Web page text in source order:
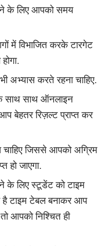
के लिए आपको समय
में विभाजित करके टारगेट
अभ्यास करते रहना चाहिए.
साथ साथ ऑनलाइन
बेहतर रिज़ल्ट प्राप्त कर
चाहिए जिससे आपको अग्रिम
हो जाएगा.
के लिए स्टूडेंट को टाइम
टाइम टेबल बनाकर आप
आपको निश्चित ही